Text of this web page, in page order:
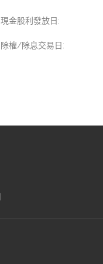
現金股利發放日:
除權/除息交易日: